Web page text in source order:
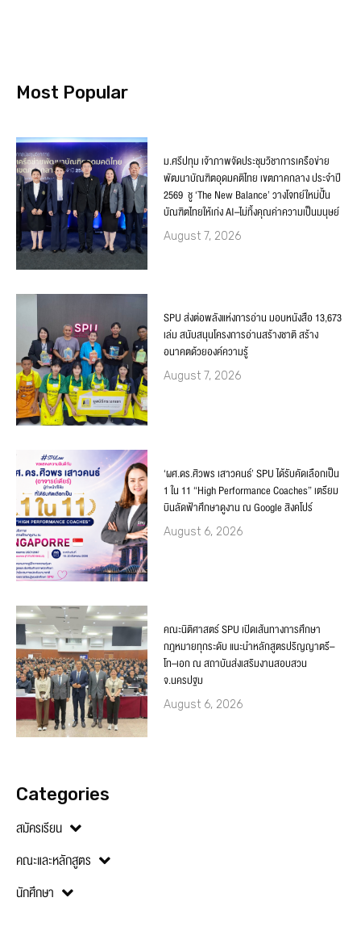
Most Popular
ม.ศรีปทุม เจ้าภาพจัดประชุมวิชาการเครือข่าย
พัฒนาบัณฑิตอุดมคติไทย เขตภาคกลาง ประจำปี
2569 ชู ‘The New Balance’ วางโจทย์ใหม่ปั้น
บัณฑิตไทยให้เก่ง AI–ไม่ทิ้งคุณค่าความเป็นมนุษย์
August 7, 2026
SPU ส่งต่อพลังแห่งการอ่าน มอบหนังสือ 13,673
เล่ม สนับสนุนโครงการอ่านสร้างชาติ สร้าง
อนาคตด้วยองค์ความรู้
August 7, 2026
‘ผศ.ดร.ศิวพร เสาวคนธ์’ SPU ได้รับคัดเลือกเป็น
1 ใน 11 “High Performance Coaches” เตรียม
บินลัดฟ้าศึกษาดูงาน ณ Google สิงคโปร์
August 6, 2026
คณะนิติศาสตร์ SPU เปิดเส้นทางการศึกษา
กฎหมายทุกระดับ แนะนำหลักสูตรปริญญาตรี–
โท–เอก ณ สถาบันส่งเสริมงานสอบสวน
จ.นครปฐม
August 6, 2026
Categories
สมัครเรียน
คณะและหลักสูตร
นักศึกษา